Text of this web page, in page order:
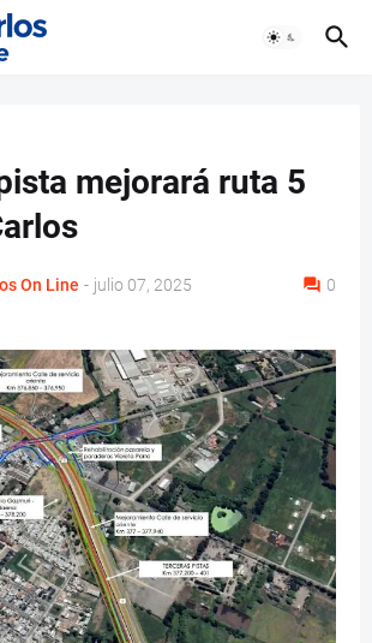
mejorará ruta 5
On Line - julio 07, 2025 0